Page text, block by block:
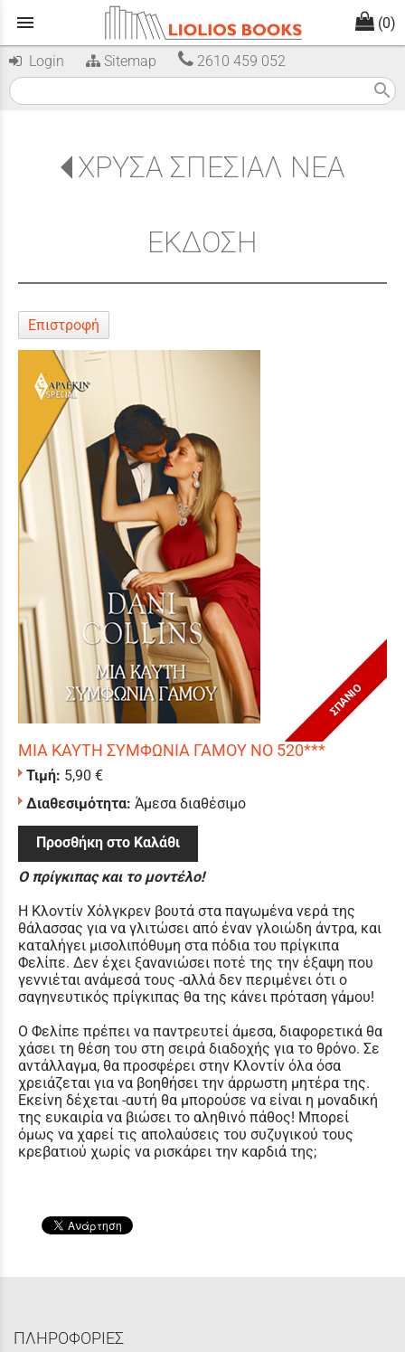
menu (0)
Login Sitemap 2610 459 052
search
ΧΡΥΣΑ ΣΠΕΣΙΑΛ ΝΕΑ
ΕΚΔΟΣΗ
Επιστροφή
ΣΠΑΝΙΟ
ΜΙΑ ΚΑΥΤΗ ΣΥΜΦΩΝΙΑ ΓΑΜΟΥ ΝΟ 520***
Τιμή: 5,90 €
Διαθεσιμότητα: Άμεσα διαθέσιμο
Προσθήκη στο Καλάθι
Ο πρίγκιπας και το μοντέλο!
Η Κλοντίν Χόλγκρεν βουτά στα παγωμένα νερά της
θάλασσας για να γλιτώσει από έναν γλοιώδη άντρα, και
καταλήγει μισολιπόθυμη στα πόδια του πρίγκιπα
Φελίπε. Δεν έχει ξανανιώσει ποτέ της την έξαψη που
γεννιέται ανάμεσά τους -αλλά δεν περιμένει ότι ο
σαγηνευτικός πρίγκιπας θα της κάνει πρόταση γάμου!
Ο Φελίπε πρέπει να παντρευτεί άμεσα, διαφορετικά θα
χάσει τη θέση του στη σειρά διαδοχής για το θρόνο. Σε
αντάλλαγμα, θα προσφέρει στην Κλοντίν όλα όσα
χρειάζεται για να βοηθήσει την άρρωστη μητέρα της.
Εκείνη δέχεται -αυτή θα μπορούσε να είναι η μοναδική
της ευκαιρία να βιώσει το αληθινό πάθος! Μπορεί
όμως να χαρεί τις απολαύσεις του συζυγικού τους
κρεβατιού χωρίς να ρισκάρει την καρδιά της;
ΠΛΗΡΟΦΟΡΙΕΣ